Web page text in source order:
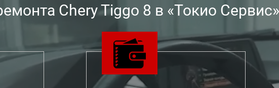
Chery Tiggo 8 в «Токио Сервис»